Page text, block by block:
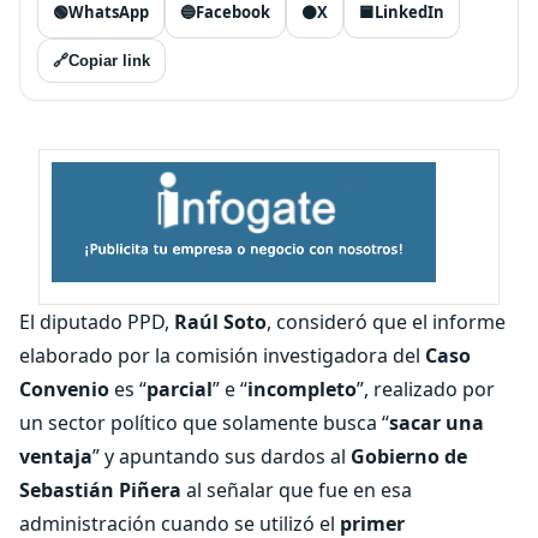
🟢WhatsApp 🔵Facebook ⚫X 🟦LinkedIn
🔗Copiar link
El diputado PPD, Raúl Soto, consideró que el informe
elaborado por la comisión investigadora del Caso
Convenioes “parcial” e “incompleto”, realizado por
un sector político que solamente busca “sacar una
ventaja” y apuntando sus dardos al Gobierno de
Sebastián Piñera al señalar que fue en esa
administración cuando se utilizó el primer